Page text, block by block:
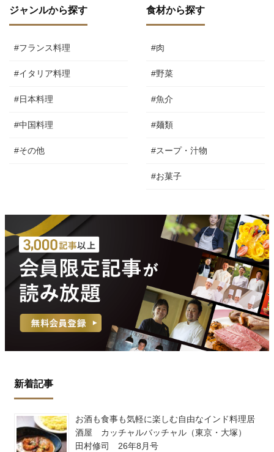
ジャンルから探す
#フランス料理
#イタリア料理
#日本料理
#中国料理
#その他
食材から探す
#肉
#野菜
#魚介
#麺類
#スープ・汁物
#お菓子
新着記事
お酒も食事も気軽に楽しむ自由なインド料理居
酒屋 カッチャルバッチャル（東京・大塚）
田村修司 26年8月号